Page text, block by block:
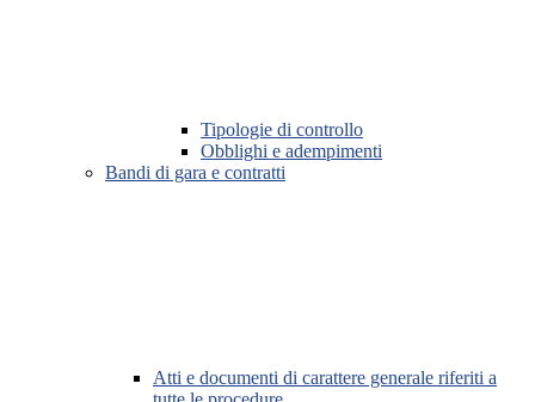
Tipologie di controllo
Obblighi e adempimenti
Bandi di gara e contratti
Atti e documenti di carattere generale riferiti a